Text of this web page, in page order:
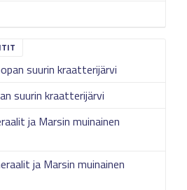
suurin kraatterijärvi
suurin kraatterijärvi
ja Marsin muinainen
ja Marsin muinainen